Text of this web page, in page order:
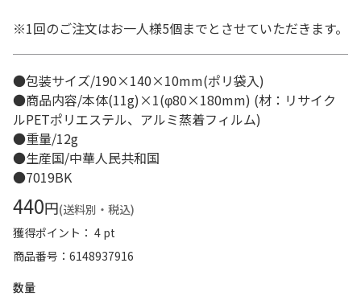
※1回のご注文はお一人様5個までとさせていただきます。
●包装サイズ/190×140×10mm(ポリ袋入)
●商品内容/本体(11g)×1(φ80×180mm) (材：リサイク
ルPETポリエステル、アルミ蒸着フィルム)
●重量/12g
●生産国/中華人民共和国
●7019BK
440円(送料別・税込)
獲得ポイント： 4 pt
商品番号
6148937916
数量